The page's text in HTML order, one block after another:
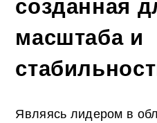
созданная
масштаба и
Являясь лидером в